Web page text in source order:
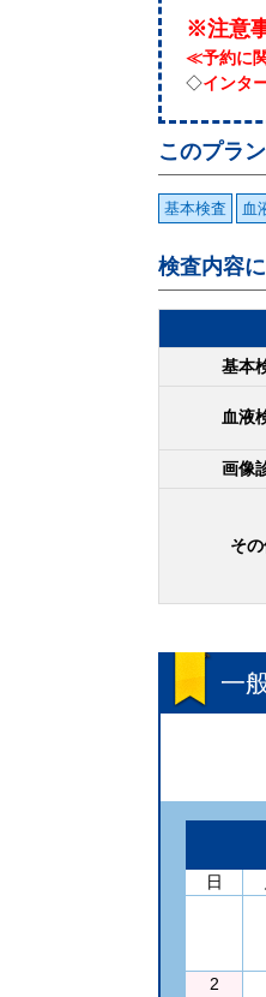
※注意
≪予約に
◇インタ
このプラ
基本検査 血
検査内容
基本
血液
画像
そ
一
日
2